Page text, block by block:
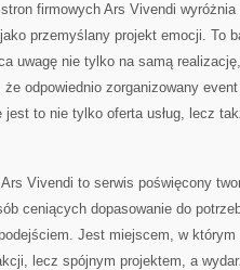
firmowych Ars Vivendi
przemyślany projekt emocji. To
uwagę nie tylko na samą
odpowiednio zorganizowany
jest to nie tylko oferta usług, lecz
Vivendi to serwis poświęcony
ceniących dopasowanie do
Jest miejscem, w
lecz spójnym projektem, a